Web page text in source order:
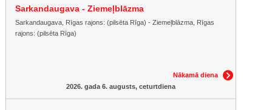
Sarkandaugava - Ziemeļblāzma
Sarkandaugava, Rīgas rajons: (pilsēta Rīga) - Ziemeļblāzma, Rīgas
rajons: (pilsēta Rīga)
Nākamā diena
2026. gada 6. augusts, ceturtdiena